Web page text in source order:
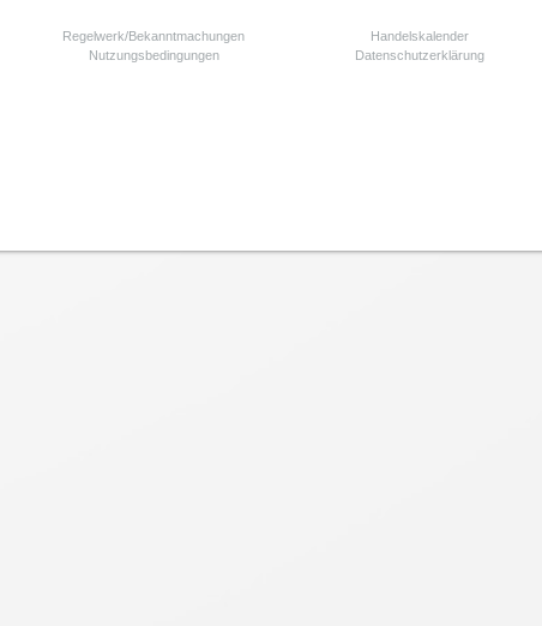
Regelwerk/Bekanntmachungen
Handelskalender
Nutzungsbedingungen Datenschutzerklärung